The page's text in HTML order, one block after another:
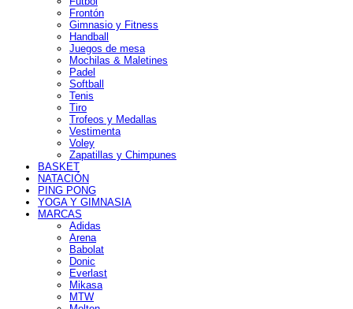
Frontón
Gimnasio y Fitness
Handball
Juegos de mesa
Mochilas & Maletines
Padel
Softball
Tenis
Tiro
Trofeos y Medallas
Vestimenta
Voley
Zapatillas y Chimpunes
BASKET
NATACIÓN
PING PONG
YOGA Y GIMNASIA
MARCAS
Adidas
Arena
Babolat
Donic
Everlast
Mikasa
MTW